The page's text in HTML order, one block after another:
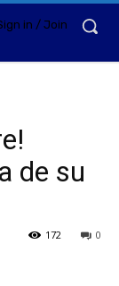
in / Join
de su
0
172